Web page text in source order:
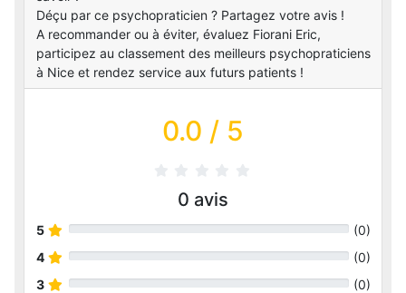
Déçu par ce psychopraticien ? Partagez votre avis !
A recommander ou à éviter, évaluez Fiorani Eric,
participez au classement des meilleurs psychopraticiens
à Nice et rendez service aux futurs patients !
0.0 / 5
0 avis
5 (0)
4
(0)
3
(0)